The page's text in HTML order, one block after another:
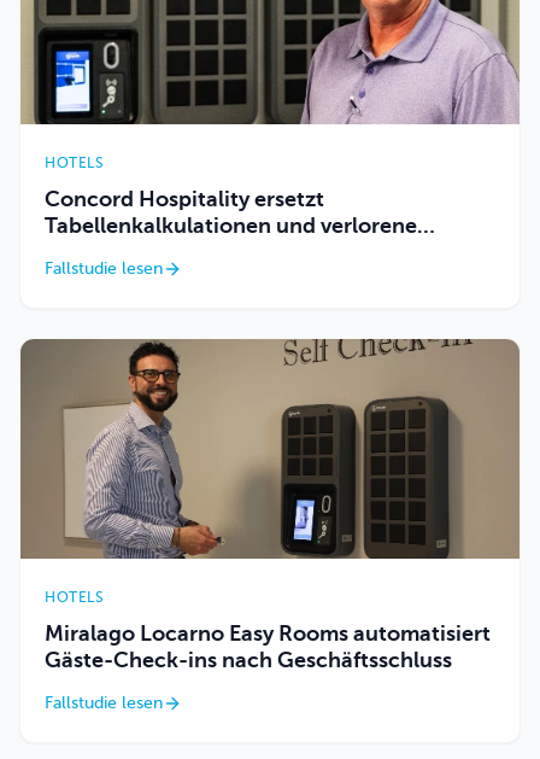
HOTELS
Concord Hospitality ersetzt
Tabellenkalkulationen und verlorene
Nachverfolgung von Keycafe.
Fallstudie lesen
HOTELS
Miralago Locarno Easy Rooms automatisiert
Gäste-Check-ins nach Geschäftsschluss
Fallstudie lesen